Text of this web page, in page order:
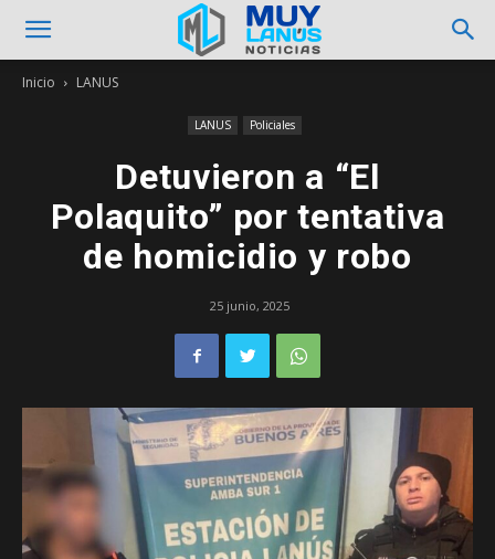
Inicio LANUS
LANUS Policiales
Detuvieron a “El
Polaquito” por tentativa
de homicidio y robo
25 junio, 2025